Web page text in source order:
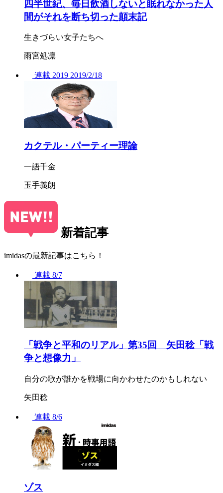
四半世紀、毎日飲酒しないと眠れなかった人
間がそれを断ち切った顛末記
生きづらい女子たちへ
雨宮処凛
連載 2019 2019/2/18
カクテル・パーティー理論
一語千金
玉手義朗
新着記事
imidasの最新記事はこちら！
連載 8/7
「戦争と平和のリアル」第35回 矢田稔「戦
争と想像力」
自分の歌が誰かを戦場に向かわせたのかもしれない
矢田稔
連載 8/6
ゾス